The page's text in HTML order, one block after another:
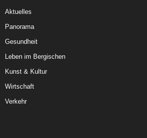
Aktuelles
Panorama
Gesundheit
Leben im Bergischen
Kunst & Kultur
Wirtschaft
Verkehr